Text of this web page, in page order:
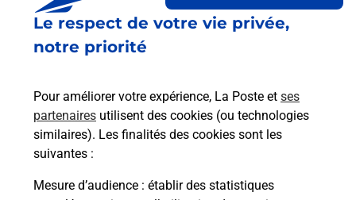
Le respect de votre vie privée,
notre priorité
Pour améliorer votre expérience, La Poste et ses
partenaires utilisent des cookies (ou technologies
similaires). Les finalités des cookies sont les
suivantes :
Mesure d’audience : établir des statistiques
Est-il possible d’acheter un
emballage directement depuis un
Comment demander une
modification de livraison ?